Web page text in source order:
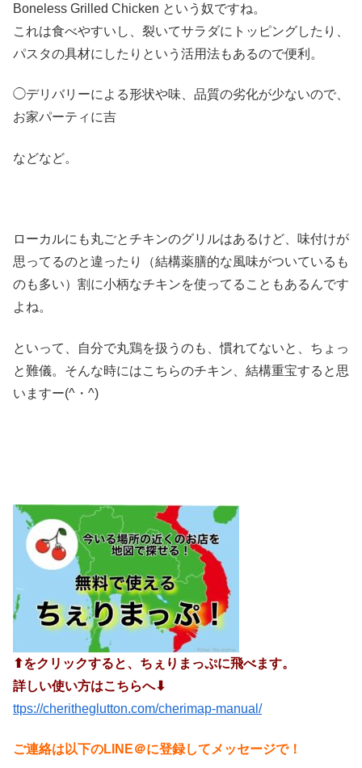
Boneless Grilled Chicken という奴ですね。
これは食べやすいし、裂いてサラダにトッピングしたり、
パスタの具材にしたりという活用法もあるので便利。
◯デリバリーによる形状や味、品質の劣化が少ないので、
お家パーティに吉
などなど。
ローカルにも丸ごとチキンのグリルはあるけど、味付けが
思ってるのと違ったり（結構薬膳的な風味がついているも
のも多い）割に小柄なチキンを使ってることもあるんです
よね。
といって、自分で丸鶏を扱うのも、慣れてないと、ちょっ
と難儀。そんな時にはこちらのチキン、結構重宝すると思
いますー(^・^)
⬆︎をクリックすると、ちぇりまっぷに飛べます。
詳しい使い方はこちらへ⬇︎
ttps://cheritheglutton.com/cherimap-manual/
ご連絡は以下のLINE＠に登録してメッセージで！